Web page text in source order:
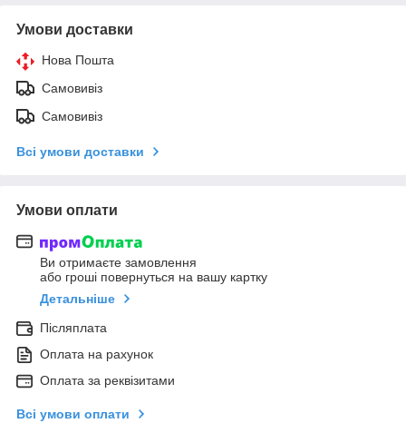
Умови доставки
Нова Пошта
Самовивіз
Самовивіз
Всі умови доставки
Умови оплати
Ви отримаєте замовлення
або гроші повернуться на вашу картку
Детальніше
Післяплата
Оплата на рахунок
Оплата за реквізитами
Всі умови оплати